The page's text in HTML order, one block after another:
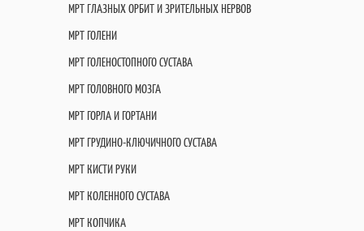
МРТ ГЛАЗНЫХ ОРБИТ И ЗРИТЕЛЬНЫХ НЕРВОВ
МРТ ГОЛЕНИ
МРТ ГОЛЕНОСТОПНОГО СУСТАВА
МРТ ГОЛОВНОГО МОЗГА
МРТ ГОРЛА И ГОРТАНИ
МРТ ГРУДИНО-КЛЮЧИЧНОГО СУСТАВА
МРТ КИСТИ РУКИ
МРТ КОЛЕННОГО СУСТАВА
МРТ КОПЧИКА